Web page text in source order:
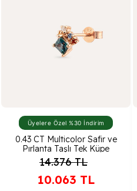
Üyelere Özel %30 İndirim
0.43 CT Multicolor Safir ve
Pırlanta Taşlı Tek Küpe
14.376TL
10.063 TL